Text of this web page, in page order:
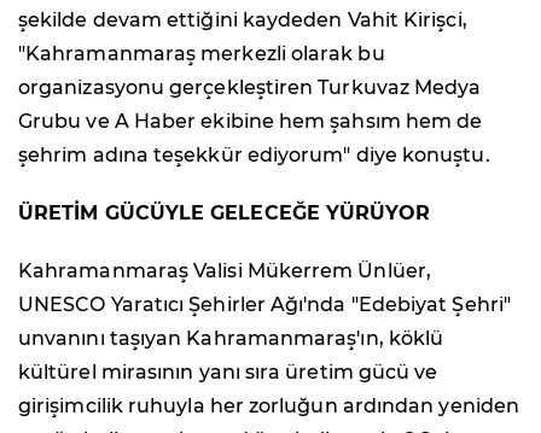
şekilde devam ettiğini kaydeden Vahit Kirişci,
"Kahramanmaraş merkezli olarak bu
organizasyonu gerçekleştiren Turkuvaz Medya
Grubu ve A Haber ekibine hem şahsım hem de
şehrim adına teşekkür ediyorum" diye konuştu.
ÜRETİM GÜCÜYLE GELECEĞE YÜRÜYOR
Kahramanmaraş Valisi Mükerrem Ünlüer,
UNESCO Yaratıcı Şehirler Ağı'nda "Edebiyat Şehri"
unvanını taşıyan Kahramanmaraş'ın, köklü
kültürel mirasının yanı sıra üretim gücü ve
girişimcilik ruhuyla her zorluğun ardından yeniden